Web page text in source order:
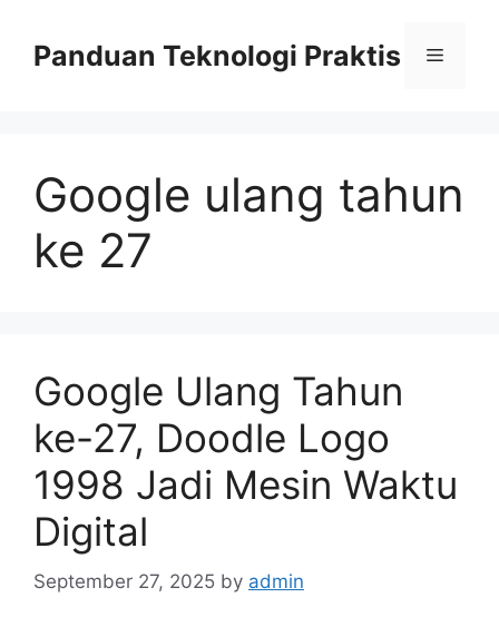
contentPanduan Teknologi Praktis Menu
Google ulang tahun
ke 27
Google Ulang Tahun
ke-27, Doodle Logo
1998 Jadi Mesin Waktu
Digital
September 27, 2025 by admin